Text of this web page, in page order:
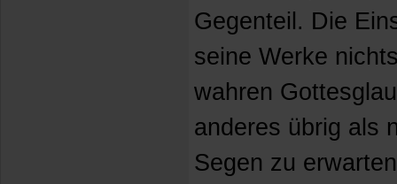
Gegenteil. Die
seine Werke
wahren
anderes übrig als
Segen zu